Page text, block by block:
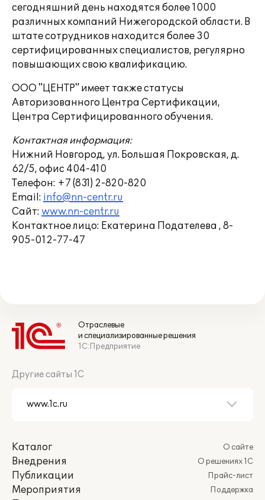
сегодняшний день находятся более 1000
различных компаний Нижегородской области. В
штате сотрудников находится более 30
сертифицированных специалистов, регулярно
повышающих свою квалификацию.
ООО "ЦЕНТР" имеет также статусы
Авторизованного Центра Сертификации,
Центра Сертифицированного обучения.
Контактная информация:
Нижний Новгород, ул. Большая Покровская, д.
62/5, офис 404-410
Телефон: +7 (831) 2-820-820
Email: info@nn-centr.ru
Сайт: www.nn-centr.ru
Контактное лицо: Екатерина Подателева , 8-
905-012-77-47
Отраслевые
и специализированные решения
1С:Предприятие
Другие сайты 1С
Каталог
Внедрения
Публикации
Мероприятия
О сайте
О решениях 1С
Прайс-лист
Поддержка